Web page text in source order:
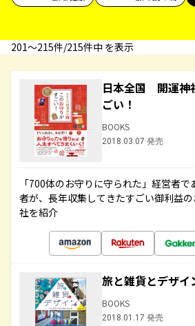
201〜215件/215件中 を表示
日本全国 開運神
ごい！
BOOKS
2018.03.07 発売
「700体のお守りに守られた」経営者
者が、長年収集してきたすごい御利益
社を紹介
旅と雑貨とデザイ
BOOKS
2018.01.17 発売